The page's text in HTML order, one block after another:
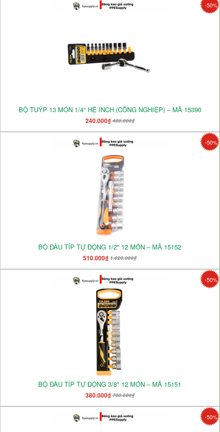
-50%
BỘ TUÝP 13 MÓN 1/4" HỆ INCH (CÔNG NGHIỆP) – MÃ 15390
240.000₫480.000₫
-50%
BỘ ĐẦU TÍP TỰ ĐỘNG 1/2" 12 MÓN – MÃ 15152
510.000₫ 1.020.000₫
-50%
BỘ ĐẦU TÍP TỰ ĐỘNG 3/8" 12 MÓN – MÃ 15151
380.000₫760.000₫
-50%